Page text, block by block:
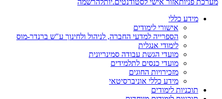
מערכת פניותאזור אישי לסטודנטים.יותלהרשמה
מידע כללי
אישורי לימודים
הספרייה למדעי החברה, לניהול ולחינוך ע"ש ברנדר-מוס
לימודי אנגלית
מועדי הגשת עבודה סמינריונית
מועדי כנסים לתלמידים
מזכירויות החוגים
מידע כללי אוניברסיטאי
תוכניות לימודים